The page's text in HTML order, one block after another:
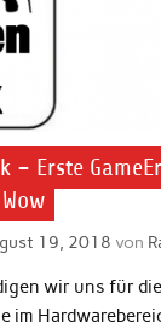
– Erste
19, 2018 von
wir uns für
im